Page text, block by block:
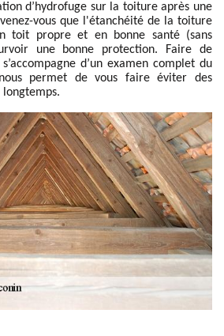
d’hydrofuge sur la toiture après une
vous que l'étanchéité de la toiture
toit propre et en bonne santé (sans
une bonne protection. Faire de
d’un examen complet du
permet de vous faire éviter des